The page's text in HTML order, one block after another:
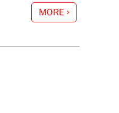
MORE